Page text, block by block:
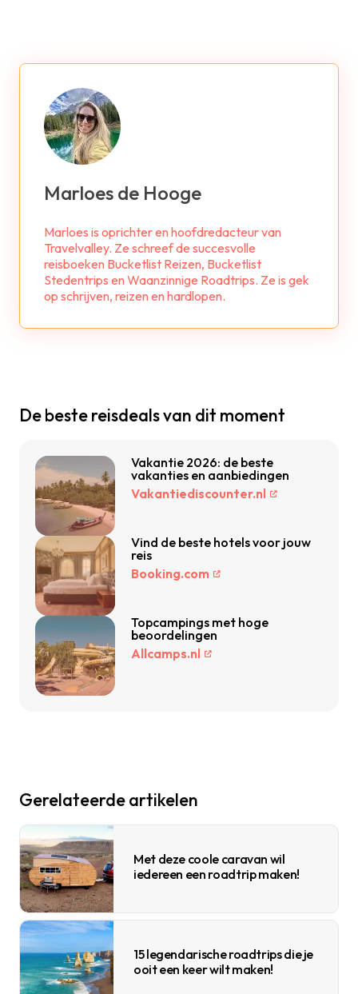
Marloes de Hooge
Marloes is oprichter en hoofdredacteur van
Travelvalley. Ze schreef de succesvolle
reisboeken Bucketlist Reizen, Bucketlist
Stedentrips en Waanzinnige Roadtrips. Ze is gek
op schrijven, reizen en hardlopen.
De beste reisdeals van dit moment
Vakantie 2026: de beste
vakanties en aanbiedingen
Vakantiediscounter.nl
Vind de beste hotels voor jouw
reis
Booking.com
Topcampings met hoge
beoordelingen
Allcamps.nl
Gerelateerde artikelen
Met deze coole caravan wil
iedereen een roadtrip maken!
15 legendarische roadtrips die je
ooit een keer wilt maken!